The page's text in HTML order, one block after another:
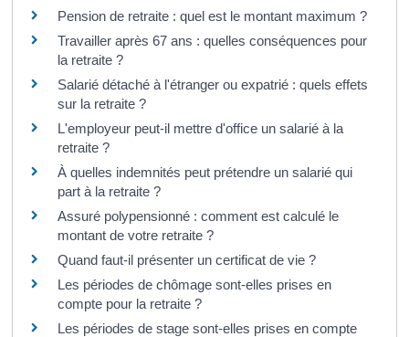
Pension de retraite : quel est le montant maximum ?
Travailler après 67 ans : quelles conséquences pour
la retraite ?
Salarié détaché à l'étranger ou expatrié : quels effets
sur la retraite ?
L'employeur peut-il mettre d'office un salarié à la
retraite ?
À quelles indemnités peut prétendre un salarié qui
part à la retraite ?
Assuré polypensionné : comment est calculé le
montant de votre retraite ?
Quand faut-il présenter un certificat de vie ?
Les périodes de chômage sont-elles prises en
compte pour la retraite ?
Les périodes de stage sont-elles prises en compte